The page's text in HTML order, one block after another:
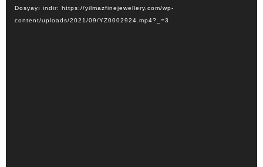
KOLEKSIYONLAR
oynatıcı
Dosyayı indir: https://yilmazfinejewellery.com/wp-
content/uploads/2021/09/YZ0002924.mp4?_=3